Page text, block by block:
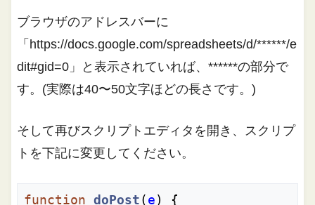
ブラウザのアドレスバーに
「https://docs.google.com/spreadsheets/d/******/e
dit#gid=0」と表示されていれば、******の部分で
す。(実際は40〜50文字ほどの長さです。)
そして再びスクリプトエディタを開き、スクリプ
トを下記に変更してください。
function doPost(e) {